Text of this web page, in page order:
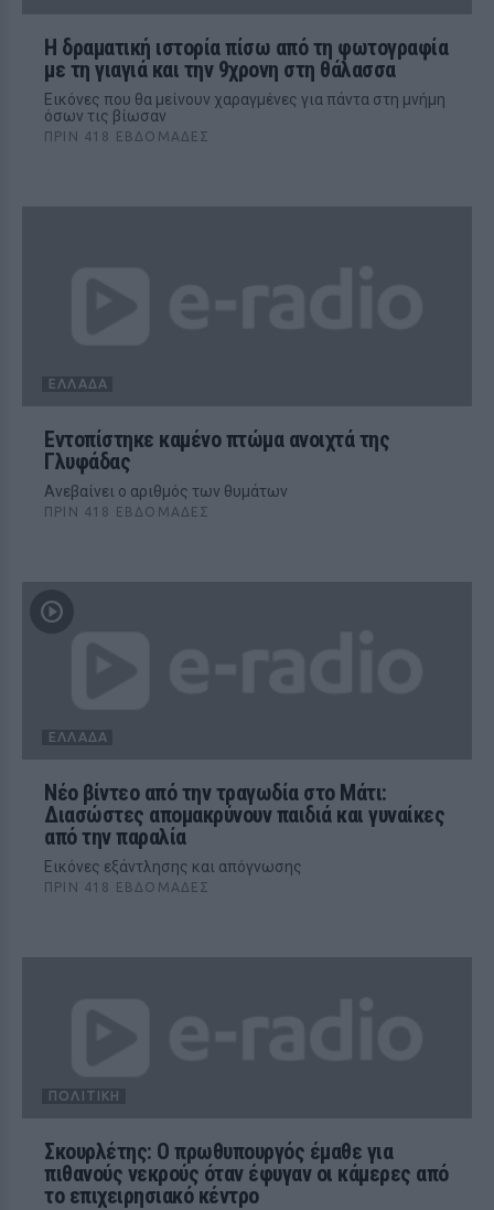
Η δραματική ιστορία πίσω από τη φωτογραφία
με τη γιαγιά και την 9χρονη στη θάλασσα
Εικόνες που θα μείνουν χαραγμένες για πάντα στη μνήμη
όσων τις βίωσαν
ΠΡΙΝ 418 ΕΒΔΟΜΆΔΕΣ
ΕΛΛΆΔΑ
Εντοπίστηκε καμένο πτώμα ανοιχτά της
Γλυφάδας
Ανεβαίνει ο αριθμός των θυμάτων
ΠΡΙΝ 418 ΕΒΔΟΜΆΔΕΣ
ΕΛΛΆΔΑ
Νέο βίντεο από την τραγωδία στο Μάτι:
Διασώστες απομακρύνουν παιδιά και γυναίκες
από την παραλία
Εικόνες εξάντλησης και απόγνωσης
ΠΡΙΝ 418 ΕΒΔΟΜΆΔΕΣ
ΠΟΛΙΤΙΚΉ
Σκουρλέτης: Ο πρωθυπουργός έμαθε για
πιθανούς νεκρούς όταν έφυγαν οι κάμερες από
το επιχειρησιακό κέντρο